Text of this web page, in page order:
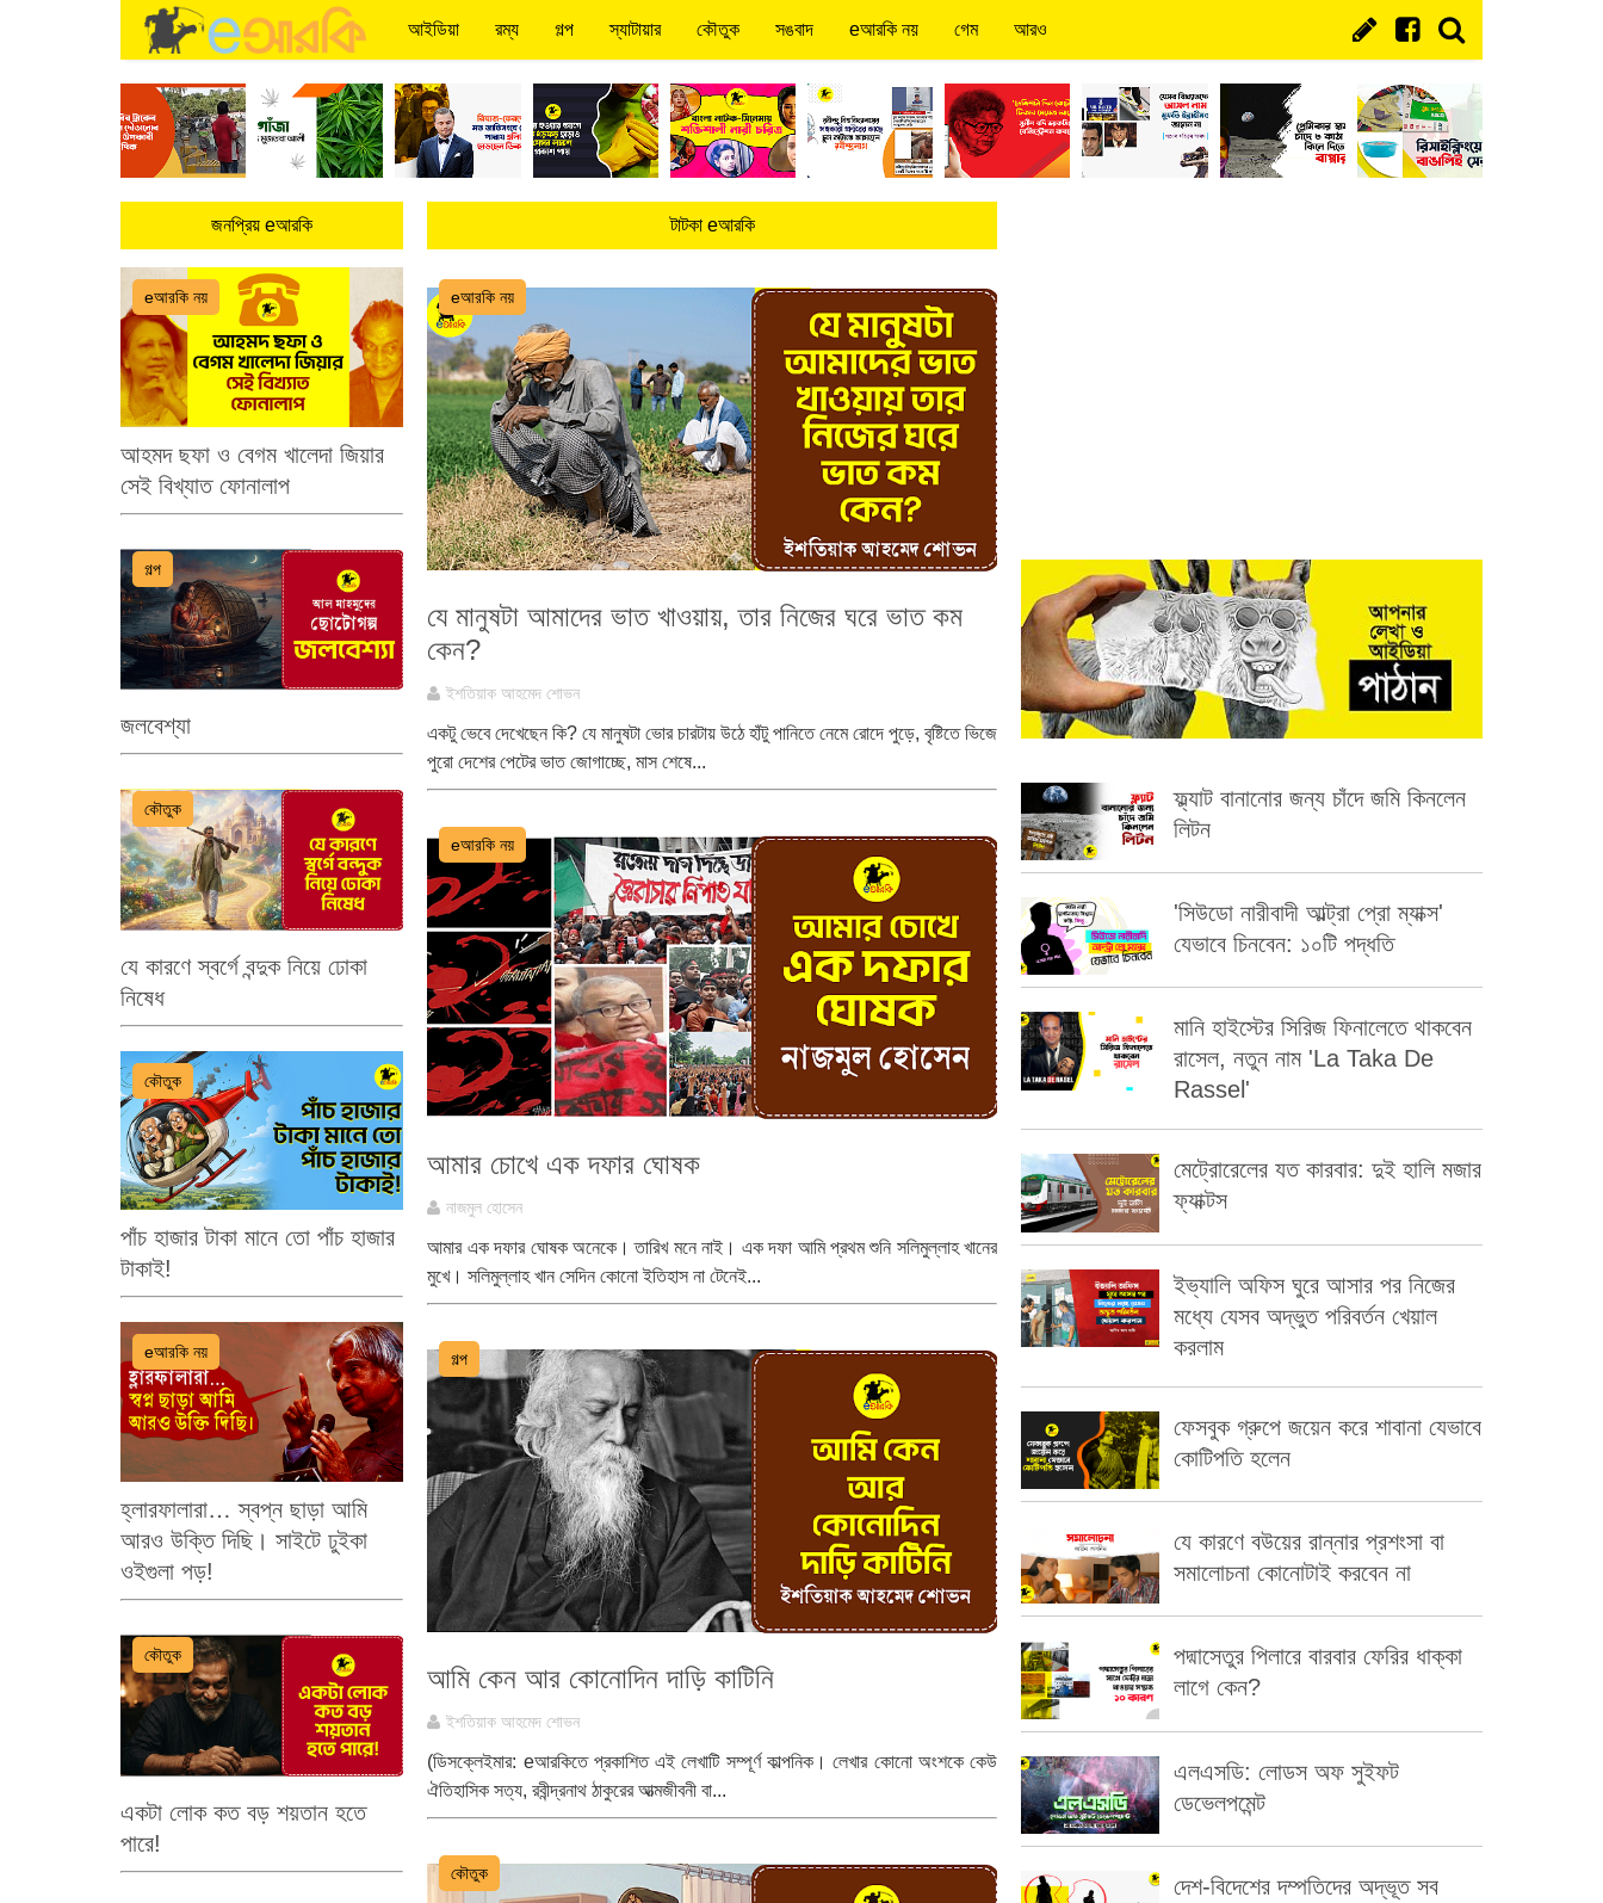
আইডিয়া রম্য গল্প স্যাটায়ার কৌতুক সঙবাদ eআরকি নয় গেম আরও
জনপ্রিয় eআরকি টাটকা eআরকি
eআরকি নয়
আহমদ ছফা ও বেগম খালেদা জিয়ার
সেই বিখ্যাত ফোনালাপ
গল্প
জলবেশ্যা
কৌতুক
যে কারণে স্বর্গে বন্দুক নিয়ে ঢোকা
নিষেধ
কৌতুক
পাঁচ হাজার টাকা মানে তো পাঁচ হাজার
টাকাই!
eআরকি নয়
হ্লারফালারা… স্বপ্ন ছাড়া আমি
আরও উক্তি দিছি। সাইটে ঢুইকা
ওইগুলা পড়!
কৌতুক
একটা লোক কত বড় শয়তান হতে
পারে!
eআরকি নয়
যে মানুষটা আমাদের ভাত খাওয়ায়, তার নিজের ঘরে ভাত কম
কেন?
ইশতিয়াক আহমেদ শোভন
একটু ভেবে দেখেছেন কি? যে মানুষটা ভোর চারটায় উঠে হাঁটু পানিতে নেমে রোদে পুড়ে, বৃষ্টিতে ভিজে
পুরো দেশের পেটের ভাত জোগাচ্ছে, মাস শেষে...
eআরকি নয়
আমার চোখে এক দফার ঘোষক
নাজমুল হোসেন
আমার এক দফার ঘোষক অনেকে। তারিখ মনে নাই। এক দফা আমি প্রথম শুনি সলিমুল্লাহ খানের
মুখে। সলিমুল্লাহ খান সেদিন কোনো ইতিহাস না টেনেই...
গল্প
আমি কেন আর কোনোদিন দাড়ি কাটিনি
ইশতিয়াক আহমেদ শোভন
(ডিসক্লেইমার: eআরকিতে প্রকাশিত এই লেখাটি সম্পূর্ণ কাল্পনিক। লেখার কোনো অংশকে কেউ
ঐতিহাসিক সত্য, রবীন্দ্রনাথ ঠাকুরের আত্মজীবনী বা...
কৌতুক
ফ্ল্যাট বানানোর জন্য চাঁদে জমি কিনলেন
লিটন
'সিউডো নারীবাদী আল্ট্রা প্রো ম্যাক্স'
যেভাবে চিনবেন: ১০টি পদ্ধতি
মানি হাইস্টের সিরিজ ফিনালেতে থাকবেন
রাসেল, নতুন নাম 'La Taka De
Rassel'
মেট্রোরেলের যত কারবার: দুই হালি মজার
ফ্যাক্টস
ইভ্যালি অফিস ঘুরে আসার পর নিজের
মধ্যে যেসব অদ্ভুত পরিবর্তন খেয়াল
করলাম
ফেসবুক গ্রুপে জয়েন করে শাবানা যেভাবে
কোটিপতি হলেন
যে কারণে বউয়ের রান্নার প্রশংসা বা
সমালোচনা কোনোটাই করবেন না
পদ্মাসেতুর পিলারে বারবার ফেরির ধাক্কা
লাগে কেন?
এলএসডি: লোডস অফ সুইফট
ডেভেলপমেন্ট
দেশ-বিদেশের দম্পতিদের অদ্ভূত সব